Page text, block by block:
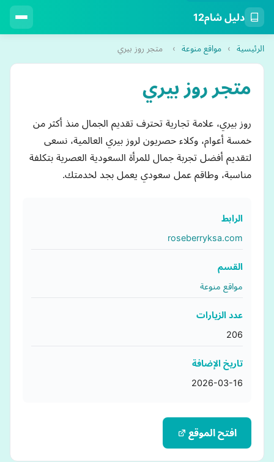
دليل شام12
الرئيسية › مواقع منوعة › متجر روز بيري
متجر روز بيري
روز بيري، علامة تجارية تحترف تقديم الجمال منذ أكثر من
خمسة أعوام، وكلاء حصريون لروز بيري العالمية، نسعى
لتقديم أفضل تجربة جمال للمرأة السعودية العصرية بتكلفة
مناسبة، وطاقم عمل سعودي يعمل بجد لخدمتك.
الرابط
roseberryksa.com
القسم
مواقع منوعة
عدد الزيارات
206
تاريخ الإضافة
2026-03-16
افتح الموقع